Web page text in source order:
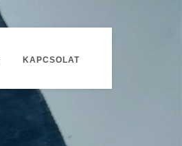
KAPCSOLAT